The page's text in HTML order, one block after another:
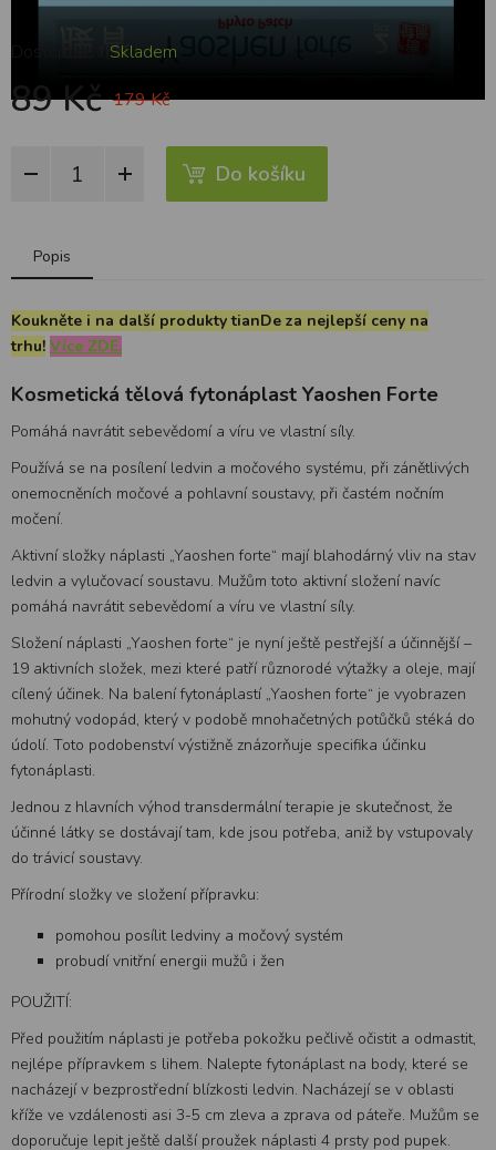
Skladem
89 Kč 179 Kč
Do košíku
Popis
Koukněte i na další produkty tianDe za nejlepší ceny na
trhu! Více ZDE.
Kosmetická tělová fytonáplast Yaoshen Forte
Pomáhá navrátit sebevědomí a víru ve vlastní síly.
Používá se na posílení ledvin a močového systému, při zánětlivých
onemocněních močové a pohlavní soustavy, při častém nočním
močení.
Aktivní složky náplasti „Yaoshen forte“ mají blahodárný vliv na stav
ledvin a vylučovací soustavu. Mužům toto aktivní složení navíc
pomáhá navrátit sebevědomí a víru ve vlastní síly.
Složení náplasti „Yaoshen forte“ je nyní ještě pestřejší a účinnější –
19 aktivních složek, mezi které patří různorodé výtažky a oleje, mají
cílený účinek. Na balení fytonáplastí „Yaoshen forte“ je vyobrazen
mohutný vodopád, který v podobě mnohačetných potůčků stéká do
údolí. Toto podobenství výstižně znázorňuje specifika účinku
fytonáplasti.
Jednou z hlavních výhod transdermální terapie je skutečnost, že
účinné látky se dostávají tam, kde jsou potřeba, aniž by vstupovaly
do trávicí soustavy.
Přírodní složky ve složení přípravku:
pomohou posílit ledviny a močový systém
probudí vnitřní energii mužů i žen
POUŽITÍ:
Před použitím náplasti je potřeba pokožku pečlivě očistit a odmastit,
nejlépe přípravkem s lihem. Nalepte fytonáplast na body, které se
nacházejí v bezprostřední blízkosti ledvin. Nacházejí se v oblasti
kříže ve vzdálenosti asi 3-5 cm zleva a zprava od páteře. Mužům se
doporučuje lepit ještě další proužek náplasti 4 prsty pod pupek.